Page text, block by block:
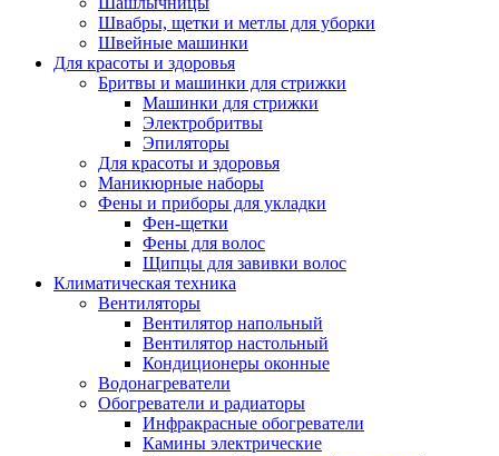
Швабры, щетки и метлы для уборки
Швейные машинки
Для красоты и здоровья
Бритвы и машинки для стрижки
Машинки для стрижки
Электробритвы
Эпиляторы
Для красоты и здоровья
Маникюрные наборы
Фены и приборы для укладки
Фен-щетки
Фены для волос
Щипцы для завивки волос
Климатическая техника
Вентиляторы
Вентилятор напольный
Вентилятор настольный
Кондиционеры оконные
Водонагреватели
Обогреватели и радиаторы
Инфракрасные обогреватели
Камины электрические